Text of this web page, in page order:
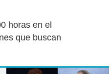
horas en el
que buscan